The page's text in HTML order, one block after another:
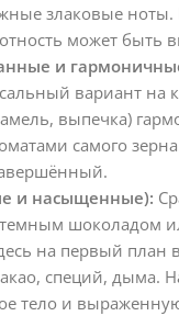
злаковые ноты.
может быть
и
вариант на
выпечка)
самого
и насыщенные):
шоколадом
на первый план
специй, дыма.
тело и